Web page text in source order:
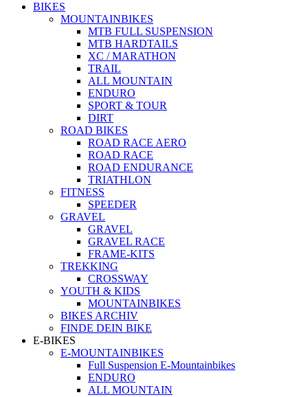
BIKES
MOUNTAINBIKES
MTB FULL SUSPENSION
MTB HARDTAILS
XC / MARATHON
TRAIL
ALL MOUNTAIN
ENDURO
SPORT & TOUR
DIRT
ROAD BIKES
ROAD RACE AERO
ROAD RACE
ROAD ENDURANCE
TRIATHLON
FITNESS
SPEEDER
GRAVEL
GRAVEL
GRAVEL RACE
FRAME-KITS
TREKKING
CROSSWAY
YOUTH & KIDS
MOUNTAINBIKES
BIKES ARCHIV
FINDE DEIN BIKE
E-BIKES
E-MOUNTAINBIKES
Full Suspension E-Mountainbikes
ENDURO
ALL MOUNTAIN